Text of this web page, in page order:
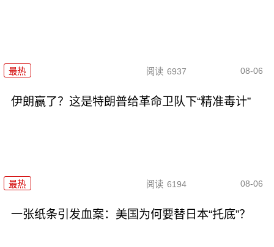
最热 阅读 6937 08-06
伊朗赢了？这是特朗普给革命卫队下“精准毒计”
最热 阅读 6194 08-06
一张纸条引发血案：美国为何要替日本“托底”？